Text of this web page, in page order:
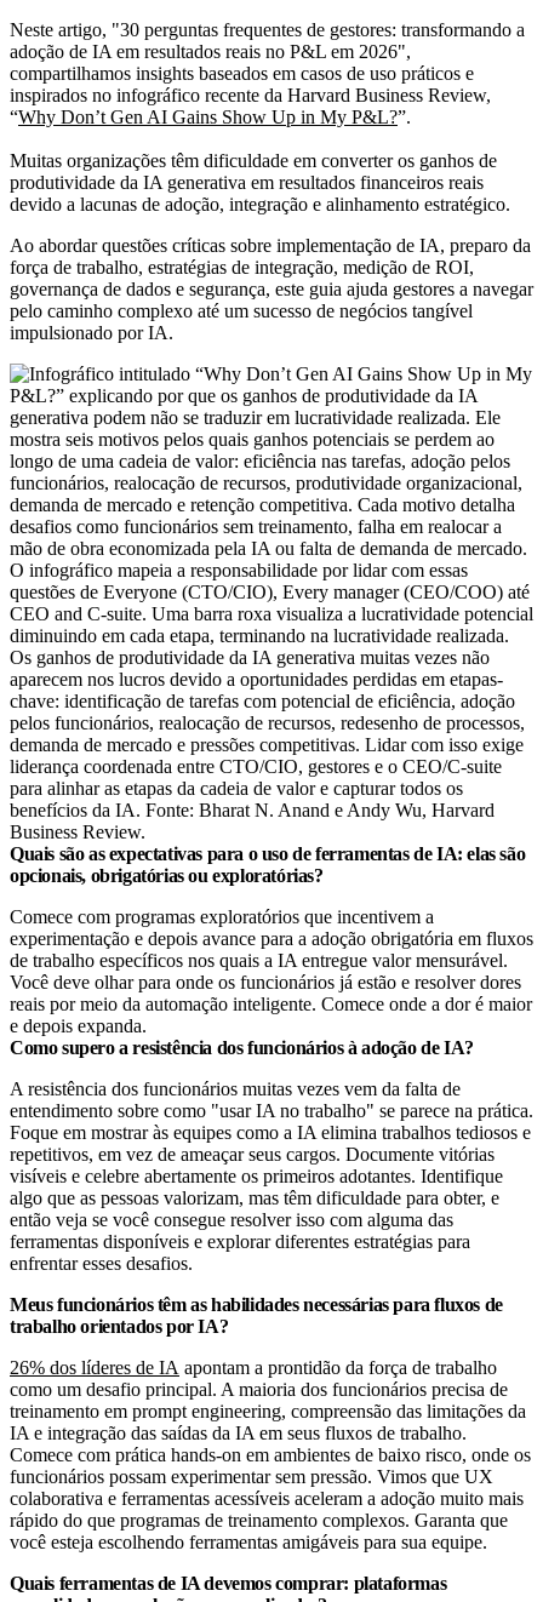
Neste artigo, "30 perguntas frequentes de gestores: transformando a
adoção de IA em resultados reais no P&L em 2026",
compartilhamos insights baseados em casos de uso práticos e
inspirados no infográfico recente da Harvard Business Review,
“Why Don’t Gen AI Gains Show Up in My P&L?”.
Muitas organizações têm dificuldade em converter os ganhos de
produtividade da IA generativa em resultados financeiros reais
devido a lacunas de adoção, integração e alinhamento estratégico.
Ao abordar questões críticas sobre implementação de IA, preparo da
força de trabalho, estratégias de integração, medição de ROI,
governança de dados e segurança, este guia ajuda gestores a navegar
pelo caminho complexo até um sucesso de negócios tangível
impulsionado por IA.
Os ganhos de produtividade da IA generativa muitas vezes não
aparecem nos lucros devido a oportunidades perdidas em etapas-
chave: identificação de tarefas com potencial de eficiência, adoção
pelos funcionários, realocação de recursos, redesenho de processos,
demanda de mercado e pressões competitivas. Lidar com isso exige
liderança coordenada entre CTO/CIO, gestores e o CEO/C-suite
para alinhar as etapas da cadeia de valor e capturar todos os
benefícios da IA. Fonte: Bharat N. Anand e Andy Wu, Harvard
Business Review.
Quais são as expectativas para o uso de ferramentas de IA: elas são
opcionais, obrigatórias ou exploratórias?
Comece com programas exploratórios que incentivem a
experimentação e depois avance para a adoção obrigatória em fluxos
de trabalho específicos nos quais a IA entregue valor mensurável.
Você deve olhar para onde os funcionários já estão e resolver dores
reais por meio da automação inteligente. Comece onde a dor é maior
e depois expanda.
Como supero a resistência dos funcionários à adoção de IA?
A resistência dos funcionários muitas vezes vem da falta de
entendimento sobre como "usar IA no trabalho" se parece na prática.
Foque em mostrar às equipes como a IA elimina trabalhos tediosos e
repetitivos, em vez de ameaçar seus cargos. Documente vitórias
visíveis e celebre abertamente os primeiros adotantes. Identifique
algo que as pessoas valorizam, mas têm dificuldade para obter, e
então veja se você consegue resolver isso com alguma das
ferramentas disponíveis e explorar diferentes estratégias para
enfrentar esses desafios.
Meus funcionários têm as habilidades necessárias para fluxos de
trabalho orientados por IA?
26% dos líderes de IA apontam a prontidão da força de trabalho
como um desafio principal. A maioria dos funcionários precisa de
treinamento em prompt engineering, compreensão das limitações da
IA e integração das saídas da IA em seus fluxos de trabalho.
Comece com prática hands-on em ambientes de baixo risco, onde os
funcionários possam experimentar sem pressão. Vimos que UX
colaborativa e ferramentas acessíveis aceleram a adoção muito mais
rápido do que programas de treinamento complexos. Garanta que
você esteja escolhendo ferramentas amigáveis para sua equipe.
Quais ferramentas de IA devemos comprar: plataformas